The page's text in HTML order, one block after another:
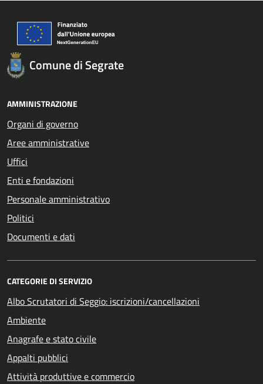
Comune di Segrate
AMMINISTRAZIONE
Organi di governo
Aree amministrative
Uffici
Enti e fondazioni
Personale amministrativo
Politici
Documenti e dati
CATEGORIE DI SERVIZIO
Albo Scrutatori di Seggio: iscrizioni/cancellazioni
Ambiente
Anagrafe e stato civile
Appalti pubblici
Attività produttive e commercio